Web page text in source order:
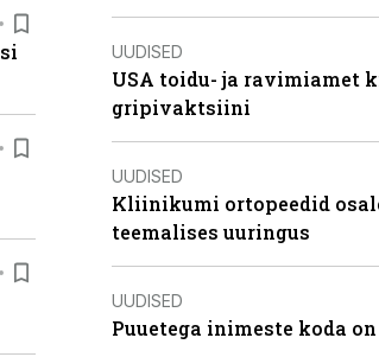
UUDISED
USA toidu- ja ravimiamet
gripivaktsiini
UUDISED
Kliinikumi ortopeedid
teemalises uuringus
UUDISED
Puuetega inimeste koda